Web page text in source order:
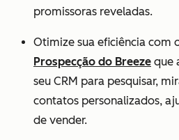
promissoras reveladas.
Otimize sua eficiência com
Prospecção do Breeze que
seu CRM para pesquisar,
contatos personalizados,
de vender.